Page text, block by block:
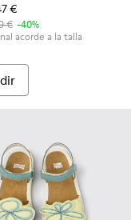
€
€ -40%
acorde a la talla